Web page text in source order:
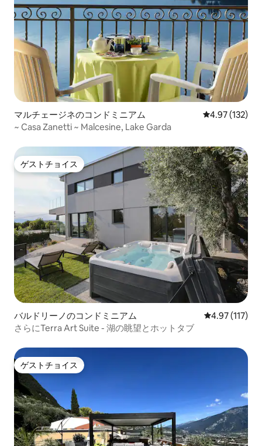
マルチェージネのコンドミニアム レビュー132
4.97 (132)
~ Casa Zanetti ~ Malcesine, Lake Garda
ゲストチョイス
ゲストチョイス
バルドリーノのコンドミニアム レビュー117
4.97 (117)
さらにTerra Art Suite - 湖の眺望とホットタブ
ゲストチョイス
ゲストチョイス